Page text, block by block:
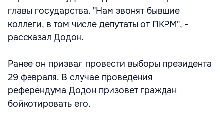
главы государства. "Нам звонят бывшие
коллеги, в том числе депутаты от ПКРМ", -
рассказал Додон.
Ранее он призвал провести выборы президента
29 февраля. В случае проведения
референдума Додон призовет граждан
бойкотировать его.